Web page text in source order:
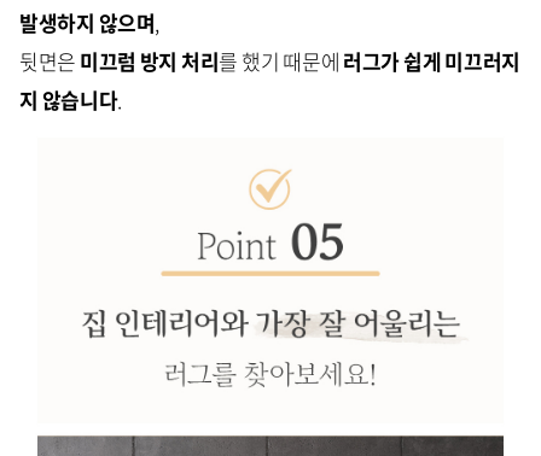
발생하지 않으며,
뒷면은 미끄럼 방지 처리를 했기 때문에 러그가 쉽게 미끄러지
지 않습니다.